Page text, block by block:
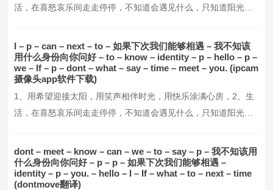
活，在喜怒哀乐间走走停停，不知道会遇见什么，只知道阳光这
慕谁，不讨好谁，默默努力，活成自己想要的模样！4、这个世界
并不完美，但却从未失去它的温暖与美好，5、我们要做的，就是
报世界以温柔，做一个懂得感恩与回馈的人，6、愿你…。
I – p – can – next – to – 如果下次我们能够相遇 – 我不知该
用什么身份向你问好 – to – know – identity – p – hello – p –
we – If – p – dont – what – say – time – meet – you. (ipcam
摄像头app软件下载)
1、用希望迎接太阳，用笑声相伴时光，用快乐涂满心房，2、生
活，在喜怒哀乐间走走停停，不知道会遇见什么，只知道阳光这
慕谁，不讨好谁，默默努力，活成自己想要的模样！4、这个世界
并不完美，但却从未失去它的温暖与美好，5、我们要做的，就是
报世界以温柔，做一个懂得感恩与回馈的人，6、愿你…。
dont – meet – know – can – we – to – say – p – 我不知该用
什么身份向你问好 – p – p – 如果下次我们能够相遇 –
identity – p – you. – hello – I – If – what – to – next – time
(dontmove翻译)